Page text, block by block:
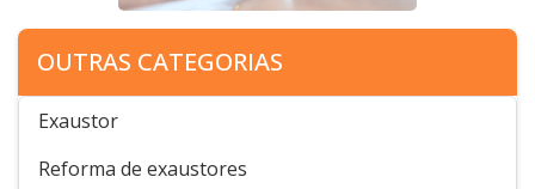
OUTRAS CATEGORIAS
Exaustor
Reforma de exaustores